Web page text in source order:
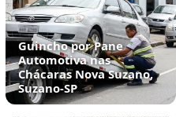
Guincho por Pane
Automotiva nas
Chácaras Nova Suzano,
Suzano‑SP